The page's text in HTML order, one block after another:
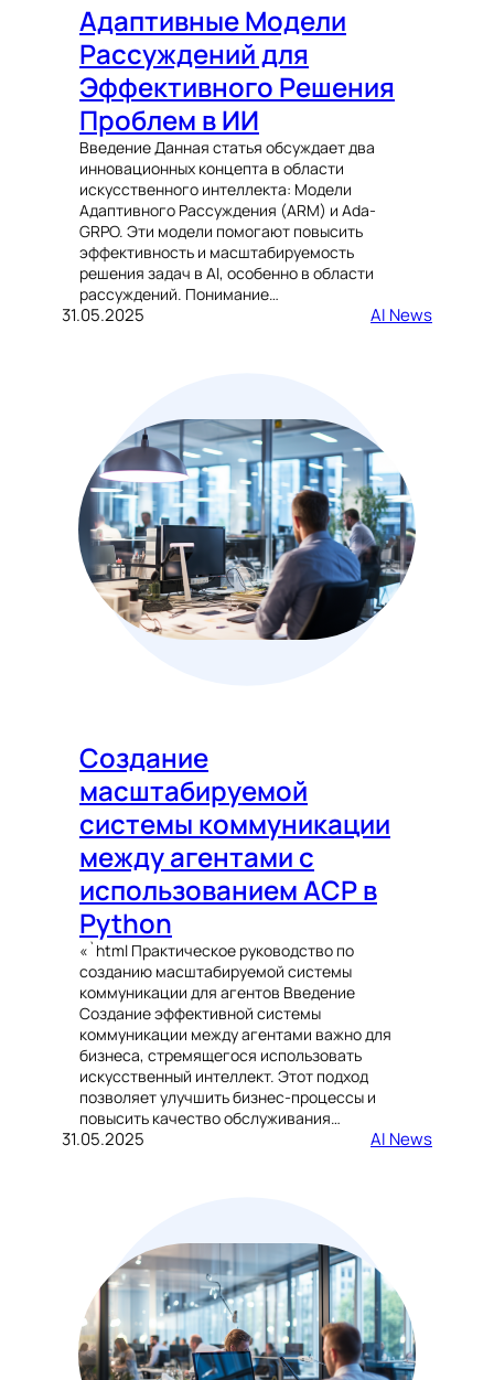
Адаптивные Модели
Рассуждений для
Эффективного Решения
Проблем в ИИ
Введение Данная статья обсуждает два
инновационных концепта в области
искусственного интеллекта: Модели
Адаптивного Рассуждения (ARM) и Ada-
GRPO. Эти модели помогают повысить
эффективность и масштабируемость
решения задач в AI, особенно в области
рассуждений. Понимание…
31.05.2025 AI News
Создание
масштабируемой
системы коммуникации
между агентами с
использованием ACP в
Python
«`html Практическое руководство по
созданию масштабируемой системы
коммуникации для агентов Введение
Создание эффективной системы
коммуникации между агентами важно для
бизнеса, стремящегося использовать
искусственный интеллект. Этот подход
позволяет улучшить бизнес-процессы и
повысить качество обслуживания…
31.05.2025 AI News